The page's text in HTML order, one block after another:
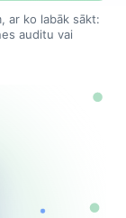
ar ko labāk sākt:
auditu vai